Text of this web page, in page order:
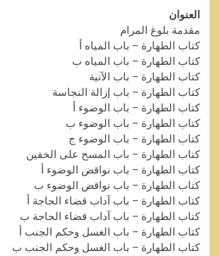
العنوان
مقدمة بلوغ المرام
كتاب الطهارة – باب المياه أ
كتاب الطهارة – باب المياه ب
كتاب الطهارة – باب الآنية
كتاب الطهارة – باب إزالة النجاسة
كتاب الطهارة – باب الوضوء أ
كتاب الطهارة – باب الوضوء ب
كتاب الطهارة – باب الوضوء ج
كتاب الطهارة – باب المسح على الخفين
كتاب الطهارة – باب نواقض الوضوء أ
كتاب الطهارة – باب نواقض الوضوء ب
كتاب الطهارة – باب آداب قضاء الحاجة أ
كتاب الطهارة – باب آداب قضاء الحاجة ب
كتاب الطهارة – باب الغسل وحكم الجنب أ
كتاب الطهارة – باب الغسل وحكم الجنب ب